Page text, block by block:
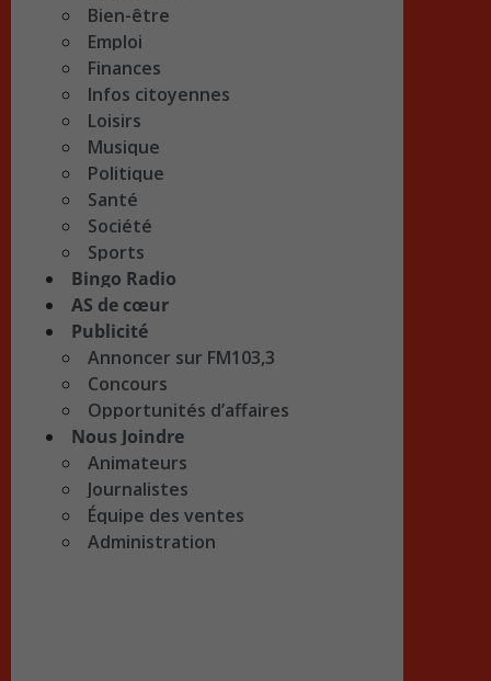
Bien-être
Emploi
Finances
Infos citoyennes
Loisirs
Musique
Politique
Santé
Société
Sports
Bingo Radio
AS de cœur
Publicité
Annoncer sur FM103,3
Concours
Opportunités d’affaires
Nous Joindre
Animateurs
Journalistes
Équipe des ventes
Administration